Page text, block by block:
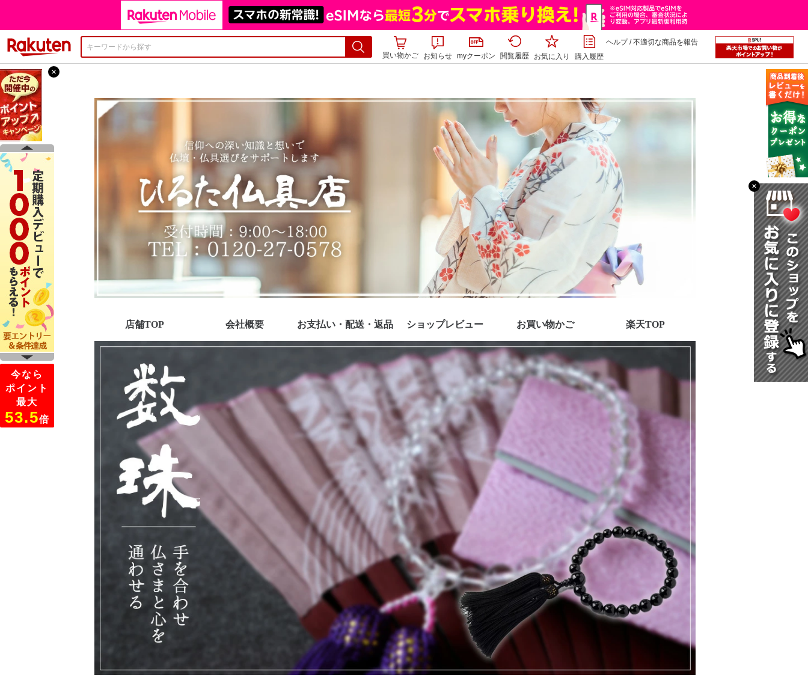
買い物かご
お知らせ myクーポン 閲覧履歴 お気に入り 購入履歴
ヘルプ/不適切な商品を報告
店舗TOP 会社概要 お支払い・配送・返品 ショップレビュー お買い物かご 楽天TOP
×
×